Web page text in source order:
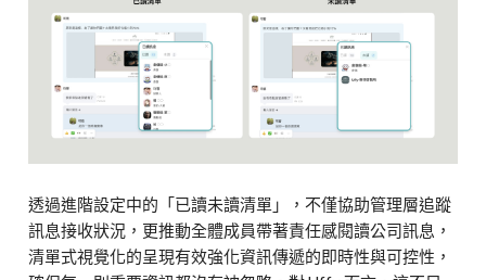
透過進階設定中的「已讀未讀清單」，不僅協助管理層追蹤
訊息接收狀況，更推動全體成員帶著責任感閱讀公司訊息，
清單式視覺化的呈現有效強化資訊傳遞的即時性與可控性，